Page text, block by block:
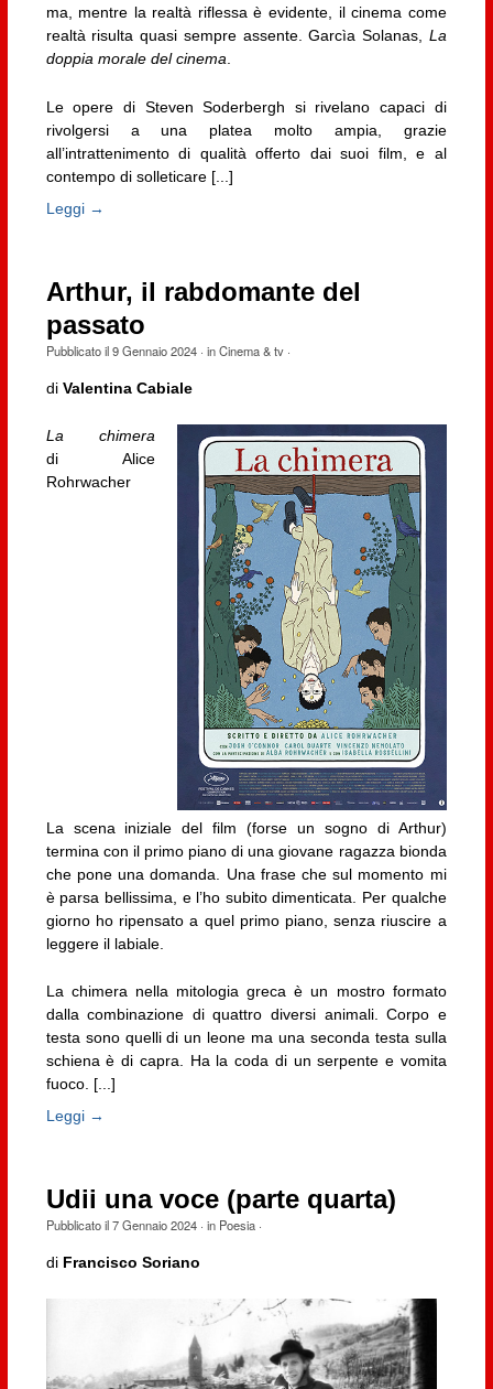
ma, mentre la realtà riflessa è evidente, il cinema come
realtà risulta quasi sempre assente. Garcìa Solanas, La
doppia morale del cinema
Le opere di Steven Soderbergh si rivelano capaci di
rivolgersi a una platea molto ampia, grazie
all’intrattenimento di qualità offerto dai suoi film, e al
contempo di solleticare [...]
Leggi →
Arthur, il rabdomante del
passato
Pubblicato il9 Gennaio 2024· inCinema & tv·
di Valentina Cabiale
La chimera
di Alice
Rohrwacher
La scena iniziale del film (forse un sogno di Arthur)
termina con il primo piano di una giovane ragazza bionda
che pone una domanda. Una frase che sul momento mi
è parsa bellissima, e l’ho subito dimenticata. Per qualche
giorno ho ripensato a quel primo piano, senza riuscire a
leggere il labiale.
La chimera nella mitologia greca è un mostro formato
dalla combinazione di quattro diversi animali. Corpo e
testa sono quelli di un leone ma una seconda testa sulla
schiena è di capra. Ha la coda di un serpente e vomita
fuoco. [...]
Leggi →
Udii una voce (parte quarta)
Pubblicato il7 Gennaio 2024· in Poesia·
di Francisco Soriano